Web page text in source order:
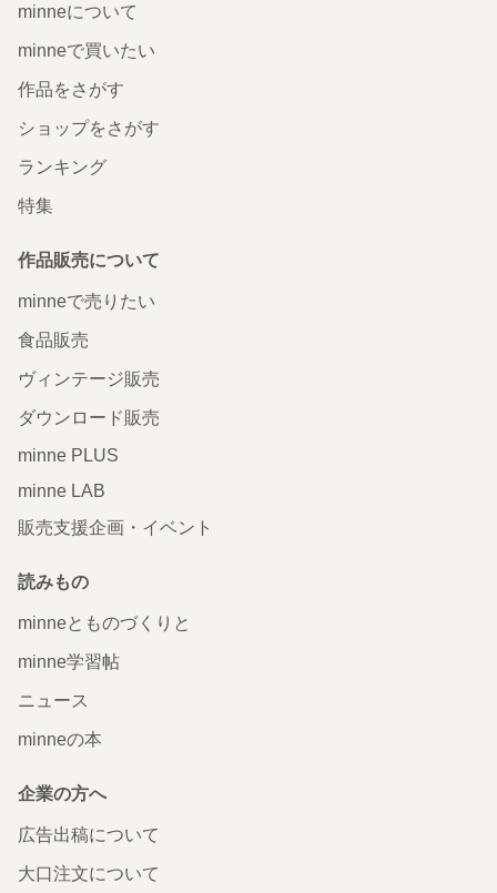
minneについて
minneで買いたい
作品をさがす
ショップをさがす
ランキング
特集
作品販売について
minneで売りたい
食品販売
ヴィンテージ販売
ダウンロード販売
minne PLUS
minne LAB
販売支援企画・イベント
読みもの
minneとものづくりと
minne学習帖
ニュース
minneの本
企業の方へ
広告出稿について
大口注文について